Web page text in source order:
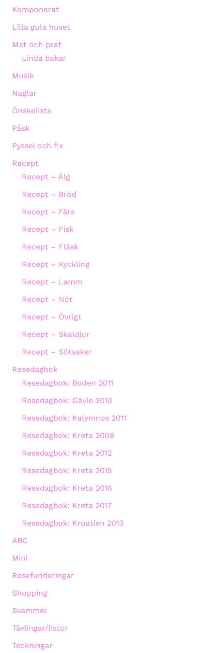
Komponerat
Lilla gula huset
Mat och prat
Linda bakar
Musik
Naglar
Önskelista
Påsk
Pyssel och fix
Recept
Recept – Älg
Recept – Bröd
Recept – Färs
Recept – Fisk
Recept – Fläsk
Recept – Kyckling
Recept – Lamm
Recept – Nöt
Recept – Övrigt
Recept – Skaldjur
Recept – Sötsaker
Resedagbok
Resedagbok: Boden 2011
Resedagbok: Gävle 2010
Resedagbok: Kalymnos 2011
Resedagbok: Kreta 2008
Resedagbok: Kreta 2012
Resedagbok: Kreta 2015
Resedagbok: Kreta 2016
Resedagbok: Kreta 2017
Resedagbok: Kroatien 2013
ABC
Mini
Resefunderingar
Shopping
Svammel
Tävlingar/listor
Teckningar